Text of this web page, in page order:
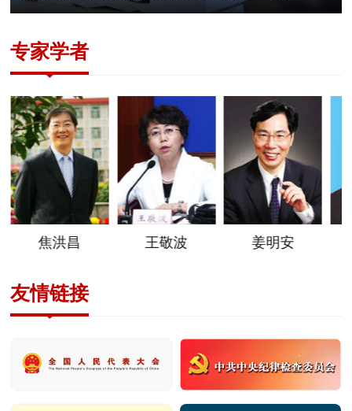
专家学者
焦洪昌 王敬波 姜明安
友情链接